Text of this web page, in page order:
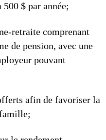
$ par année;
retraite comprenant
de pension, avec une
pouvant
afin de favoriser la